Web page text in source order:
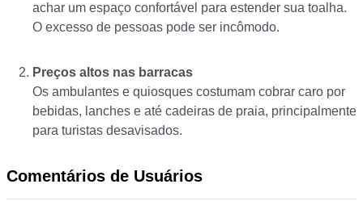
achar um espaço confortável para estender sua toalha.
O excesso de pessoas pode ser incômodo.
Preços altos nas barracas
Os ambulantes e quiosques costumam cobrar caro por
bebidas, lanches e até cadeiras de praia, principalmente
para turistas desavisados.
Comentários de Usuários